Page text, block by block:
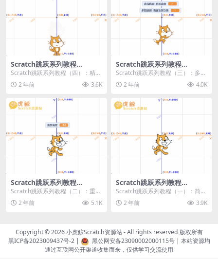
Scratch跳跃系列教程
（四）：精准着陆
Scratch跳跃系列教程（四）：精准
着陆 作者：小虎鲸Scratch资源站
... 2 年前 3.6K
Scratch跳跃系列教程
（三）：多段跳跃
Scratch跳跃系列教程（三）：多段
跳跃 作者：小虎鲸Scratch资源站
连...2 年前 4.0K
Scratch跳跃系列教程
（二）：重力跳跃
Scratch跳跃系列教程（二）：重力
跳跃 作者：小虎鲸Scratch资源站
按...2 年前 5.1K
Scratch跳跃系列教程
（一）：简单跳跃
Scratch跳跃系列教程（一）：简单
跳跃 作者：小虎鲸Scratch资源站
按...2 年前 3.9K
Copyright © 2026小虎鲸Scratch资源站- All rights reserved 版权所有
黑ICP备2023009437号-2| 黑公网安备23090002000115号| 本站资源均
通过互联网公开渠道收集而来，仅供学习交流使用